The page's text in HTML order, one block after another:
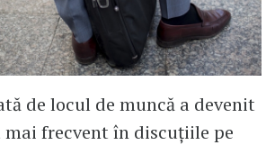
de locul de muncă a devenit
frecvent în discuțiile pe